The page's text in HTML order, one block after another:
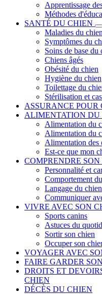
Apprentissage
Méthodes
SANTÉ DU CHIEN
Maladies du chien
Symptômes du
Soins de base du
Chiens âgés
Obésité du chien
Hygiène du chien
Toilettage du
Stérilisation et
ASSURANCE POUR
ALIMENTATION DU
Alimentation du
Alimentation du
Alimentation des
Est-ce que mon
COMPRENDRE
Personnalité et
Comportement
Langage du chien
Communiquer
VIVRE AVEC SON
Sports canins
Astuces du
Sortir son chien
Occuper son
VOYAGER AVEC
FAIRE GARDER
DROITS ET
CHIEN
DÉCÈS DU CHIEN